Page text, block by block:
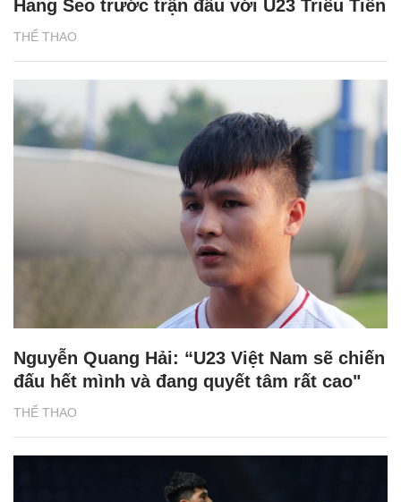
THỂ THAO
Hang Seo trước trận đấu với U23 Triều Tiên
THỂ THAO
Nguyễn Quang Hải: “U23 Việt Nam sẽ chiến
đấu hết mình và đang quyết tâm rất cao"